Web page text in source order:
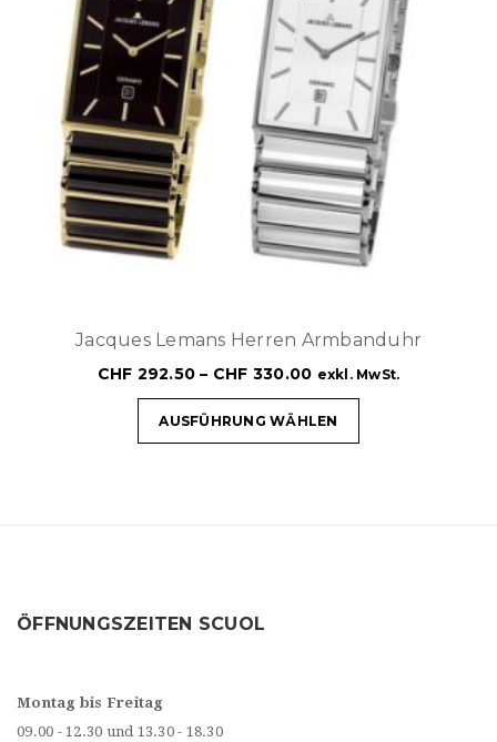
Jacques Lemans Herren Armbanduhr
CHF 292.50 – CHF 330.00 exkl. MwSt.
AUSFÜHRUNG WÄHLEN
ÖFFNUNGSZEITEN SCUOL
Montag bis Freitag
09.00 - 12.30 und 13.30 - 18.30